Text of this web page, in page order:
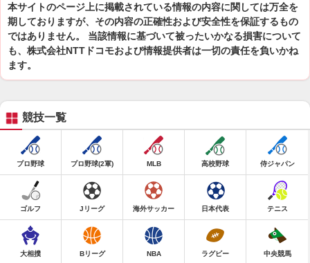
本サイトのページ上に掲載されている情報の内容に関しては万全を
期しておりますが、その内容の正確性および安全性を保証するもの
ではありません。 当該情報に基づいて被ったいかなる損害について
も、株式会社NTTドコモおよび情報提供者は一切の責任を負いかね
ます。
競技一覧
プロ野球 プロ野球(2軍) MLB 高校野球 侍ジャパン
ゴルフ Jリーグ 海外サッカー 日本代表 テニス
大相撲 Bリーグ NBA ラグビー 中央競馬